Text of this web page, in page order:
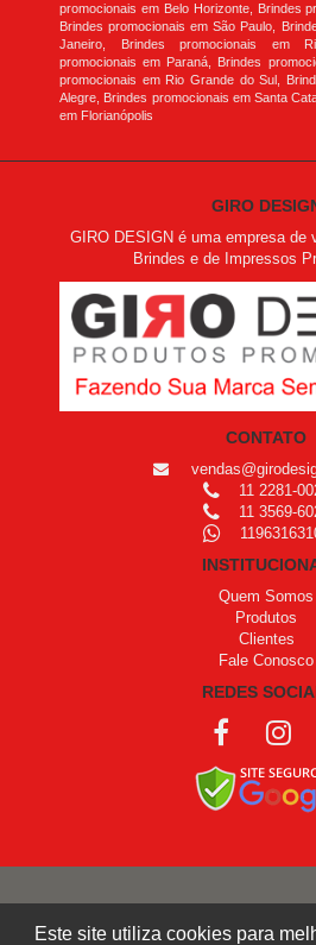
promocionais em Belo Horizonte, Brindes
Brindes promocionais em São Paulo,
Janeiro, Brindes promocionais em
promocionais em Paraná, Brindes
promocionais em Rio Grande do Sul,
Alegre, Brindes promocionais em Santa
em Florianópolis
GIRO
GIRO DESIGN é uma empresa de
Brindes e de Impressos
CONTATO
11 2281-
11 3569-
Quem Somos
Produtos
Clientes
Fale Conosco
REDES
Este site utiliza cookies para